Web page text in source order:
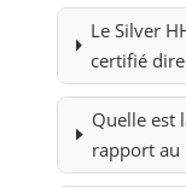
Le Silver
certifié
Quelle est
rapport au